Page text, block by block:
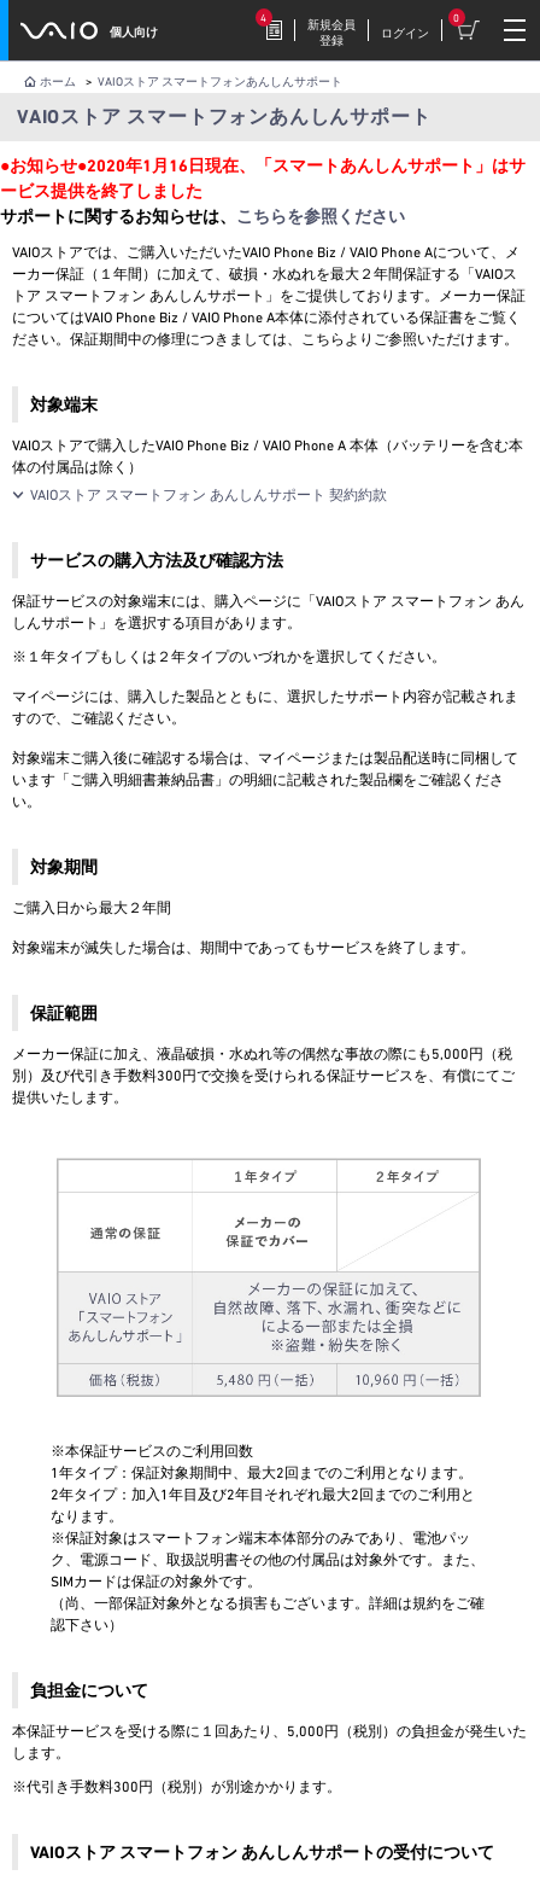
個人向け
4
2026.7.17
特別価格の【VAIO F16 (VJF1618)】169,800円
2026.7.9
【VAIOストア限定】トイ・スト
ーリーモデル登場！
毎週木曜更新！
2026.6.18
【期間限定】アウトレットセー
今だけさらにお得なOUTLET SALE！
新規会員
登録
ログイン
0
ホーム > VAIOストア スマートフォンあんしんサポート
VAIOストア スマートフォンあんしんサポート
●お知らせ●2020年1月16日現在、「スマートあんしんサポート」はサ
ービス提供を終了しました
サポートに関するお知らせは、 こちらを参照ください
VAIOストアでは、ご購入いただいたVAIO Phone Biz / VAIO Phone Aについて、メ
ーカー保証（１年間）に加えて、破損・水ぬれを最大２年間保証する「VAIOス
トア スマートフォン あんしんサポート」をご提供しております。メーカー保証
についてはVAIO Phone Biz / VAIO Phone A本体に添付されている保証書をご覧く
ださい。保証期間中の修理につきましては、こちらよりご参照いただけます。
対象端末
VAIOストアで購入したVAIO Phone Biz / VAIO Phone A 本体（バッテリーを含む本
体の付属品は除く）
VAIOストア スマートフォン あんしんサポート 契約約款
サービスの購入方法及び確認方法
保証サービスの対象端末には、購入ページに「VAIOストア スマートフォン あん
しんサポート」を選択する項目があります。
※１年タイプもしくは２年タイプのいづれかを選択してください。
マイページには、購入した製品とともに、選択したサポート内容が記載されま
すので、ご確認ください。
対象端末ご購入後に確認する場合は、マイページまたは製品配送時に同梱して
います「ご購入明細書兼納品書」の明細に記載された製品欄をご確認くださ
い。
対象期間
ご購入日から最大２年間
対象端末が滅失した場合は、期間中であってもサービスを終了します。
保証範囲
メーカー保証に加え、液晶破損・水ぬれ等の偶然な事故の際にも5,000円（税
別）及び代引き手数料300円で交換を受けられる保証サービスを、有償にてご
提供いたします。
※本保証サービスのご利用回数
1年タイプ：保証対象期間中、最大2回までのご利用となります。
2年タイプ：加入1年目及び2年目それぞれ最大2回までのご利用と
なります。
※保証対象はスマートフォン端末本体部分のみであり、電池パッ
ク、電源コード、取扱説明書その他の付属品は対象外です。また、
SIMカードは保証の対象外です。
（尚、一部保証対象外となる損害もございます。詳細は規約をご確
認下さい）
負担金について
本保証サービスを受ける際に１回あたり、5,000円（税別）の負担金が発生いた
します。
※代引き手数料300円（税別）が別途かかります。
VAIOストア スマートフォン あんしんサポートの受付について